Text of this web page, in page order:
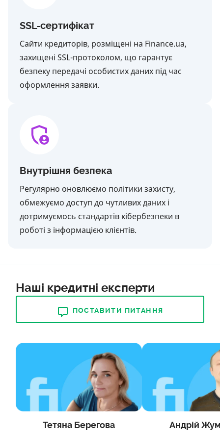
SSL-сертифікат
Сайти кредиторів, розміщені на Finance.ua,
захищені SSL-протоколом, що гарантує
безпеку передачі особистих даних під час
оформлення заявки.
Внутрішня безпека
Регулярно оновлюємо політики захисту,
обмежуємо доступ до чутливих даних і
дотримуємось стандартів кібербезпеки в
роботі з інформацією клієнтів.
Наші кредитні експерти
ПОСТАВИТИ ПИТАННЯ
Тетяна Берегова Андрій